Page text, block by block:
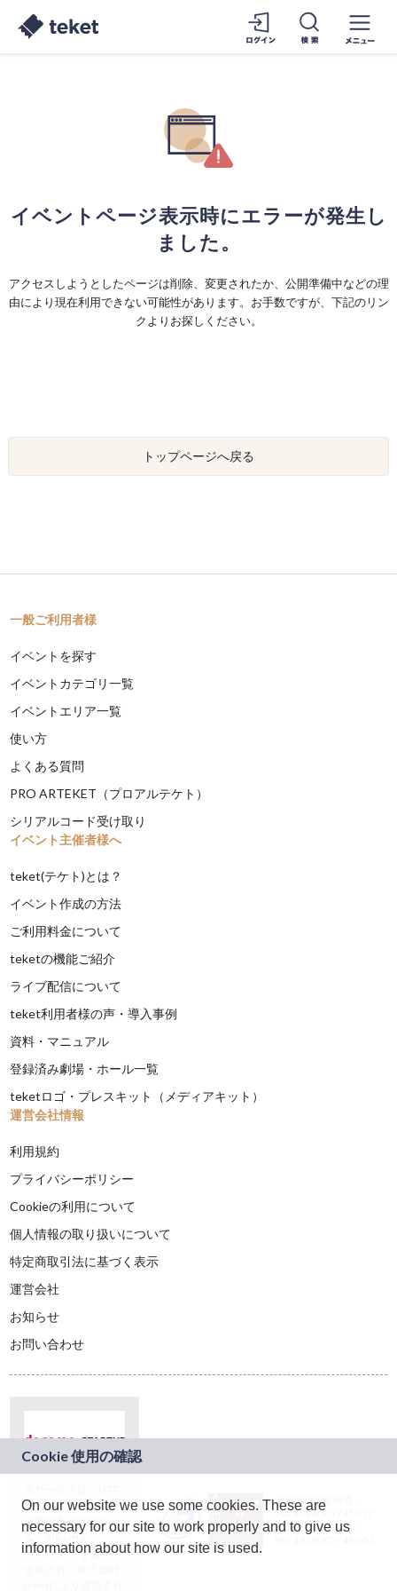
イベントページ表示時にエラーが発生し
ました。
アクセスしようとしたページは削除、変更されたか、公開準備中などの理
由により現在利用できない可能性があります。お手数ですが、下記のリン
クよりお探しください。
トップページへ戻る
一般ご利用者様
イベントを探す
イベントカテゴリ一覧
イベントエリア一覧
使い方
よくある質問
PRO ARTEKET（プロアルテケト）
シリアルコード受け取り
イベント主催者様へ
teket(テケト)とは？
イベント作成の方法
ご利用料金について
teketの機能ご紹介
ライブ配信について
teket利用者様の声・導入事例
資料・マニュアル
登録済み劇場・ホール一覧
teketロゴ・プレスキット（メディアキット）
運営会社情報
利用規約
プライバシーポリシー
Cookieの利用について
個人情報の取り扱いについて
特定商取引法に基づく表示
運営会社
お知らせ
お問い合わせ
ドコモグループの新
規事業創出プログラ
ム「docomo
STARTUP」を通じて
JASRAC許諾番号：
9024936001Y45037
JASRAC許諾番号：
On our website we use some cookies. These are
necessary for our site to work properly and to give us
information about how our site is used.